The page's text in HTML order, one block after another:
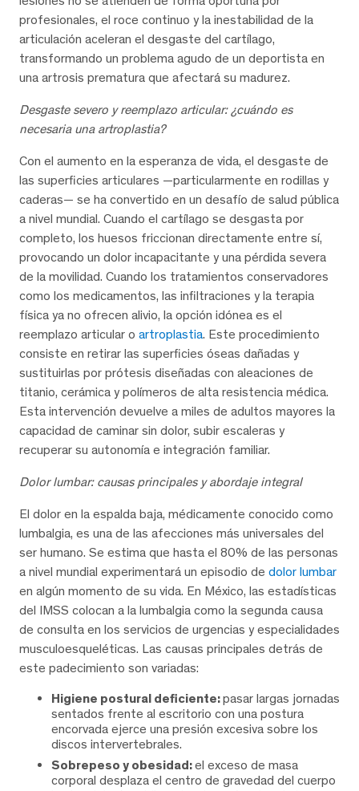
profesionales, el roce continuo y la inestabilidad de la
articulación aceleran el desgaste del cartílago,
transformando un problema agudo de un deportista en
una artrosis prematura que afectará su madurez.
Desgaste severo y reemplazo articular: ¿cuándo es
necesaria una artroplastia?
Con el aumento en la esperanza de vida, el desgaste de
las superficies articulares —particularmente en rodillas y
caderas— se ha convertido en un desafío de salud pública
a nivel mundial. Cuando el cartílago se desgasta por
completo, los huesos friccionan directamente entre sí,
provocando un dolor incapacitante y una pérdida severa
de la movilidad. Cuando los tratamientos conservadores
como los medicamentos, las infiltraciones y la terapia
física ya no ofrecen alivio, la opción idónea es el
reemplazo articular o artroplastia. Este procedimiento
consiste en retirar las superficies óseas dañadas y
sustituirlas por prótesis diseñadas con aleaciones de
titanio, cerámica y polímeros de alta resistencia médica.
Esta intervención devuelve a miles de adultos mayores la
capacidad de caminar sin dolor, subir escaleras y
recuperar su autonomía e integración familiar.
Dolor lumbar: causas principales y abordaje integral
El dolor en la espalda baja, médicamente conocido como
lumbalgia, es una de las afecciones más universales del
ser humano. Se estima que hasta el 80% de las personas
a nivel mundial experimentará un episodio de dolor lumbar
en algún momento de su vida. En México, las estadísticas
del IMSS colocan a la lumbalgia como la segunda causa
de consulta en los servicios de urgencias y especialidades
musculoesqueléticas. Las causas principales detrás de
este padecimiento son variadas:
Higiene postural deficiente:pasar largas jornadas
sentados frente al escritorio con una postura
encorvada ejerce una presión excesiva sobre los
discos intervertebrales.
Sobrepeso y obesidad:el exceso de masa
corporal desplaza el centro de gravedad del cuerpo